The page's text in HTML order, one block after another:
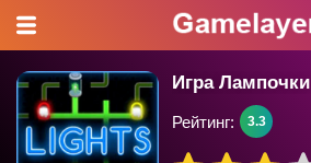
Игра Лампочки
Рейтинг: 3.3